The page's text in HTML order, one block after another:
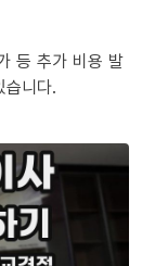
등 추가 비용 발
니다.